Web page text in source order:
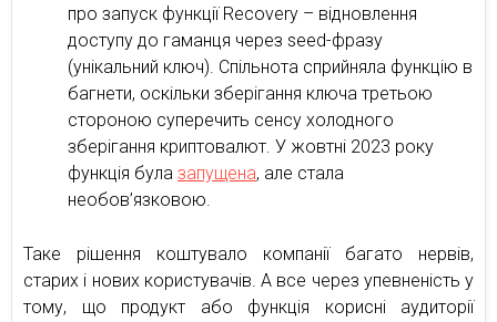
про запуск функції Recovery – відновлення
доступу до гаманця через seed-фразу
(унікальний ключ). Спільнота сприйняла функцію в
багнети, оскільки зберігання ключа третьою
стороною суперечить сенсу холодного
зберігання криптовалют. У жовтні 2023 року
функція була запущена, але стала
необов’язковою.
Таке рішення коштувало компанії багато нервів,
старих і нових користувачів. А все через упевненість у
тому, що продукт або функція корисні аудиторії